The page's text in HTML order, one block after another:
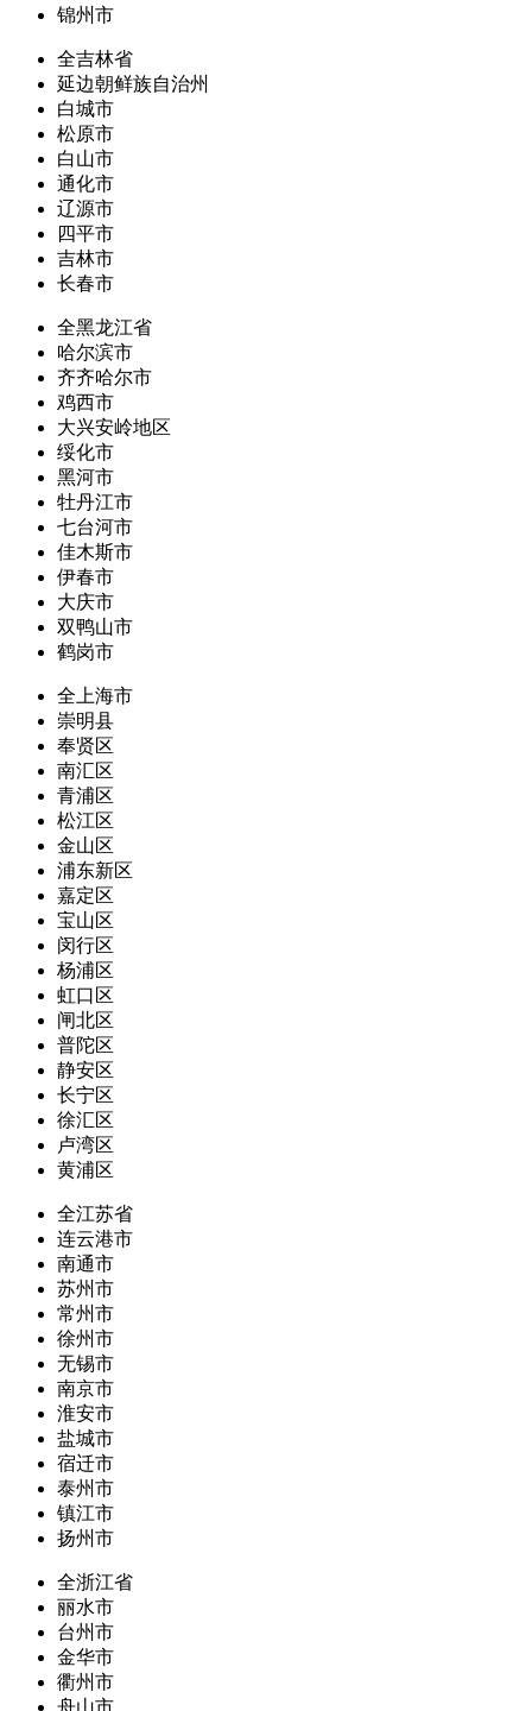
锦州市
全吉林省
延边朝鲜族自治州
白城市
松原市
白山市
通化市
辽源市
四平市
吉林市
长春市
全黑龙江省
哈尔滨市
齐齐哈尔市
鸡西市
大兴安岭地区
绥化市
黑河市
牡丹江市
七台河市
佳木斯市
伊春市
大庆市
双鸭山市
鹤岗市
全上海市
崇明县
奉贤区
南汇区
青浦区
松江区
金山区
浦东新区
嘉定区
宝山区
闵行区
杨浦区
虹口区
闸北区
普陀区
静安区
长宁区
徐汇区
卢湾区
黄浦区
全江苏省
连云港市
南通市
苏州市
常州市
徐州市
无锡市
南京市
淮安市
盐城市
宿迁市
泰州市
镇江市
扬州市
全浙江省
丽水市
台州市
金华市
衢州市
舟山市